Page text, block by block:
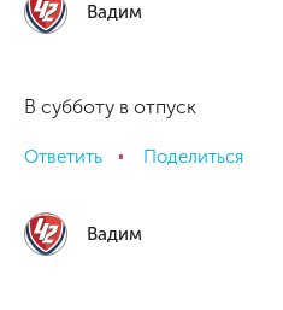
Вадим
В субботу в отпуск
Ответить Поделиться
Вадим